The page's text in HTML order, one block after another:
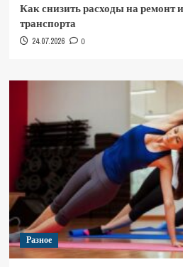
Как снизить расходы на ремонт
транспорта
24.07.2026 0
Разное